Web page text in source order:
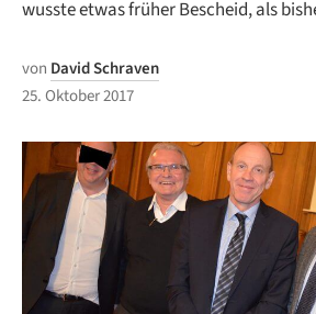
wusste etwas früher Bescheid, als
von David Schraven
25. Oktober 2017